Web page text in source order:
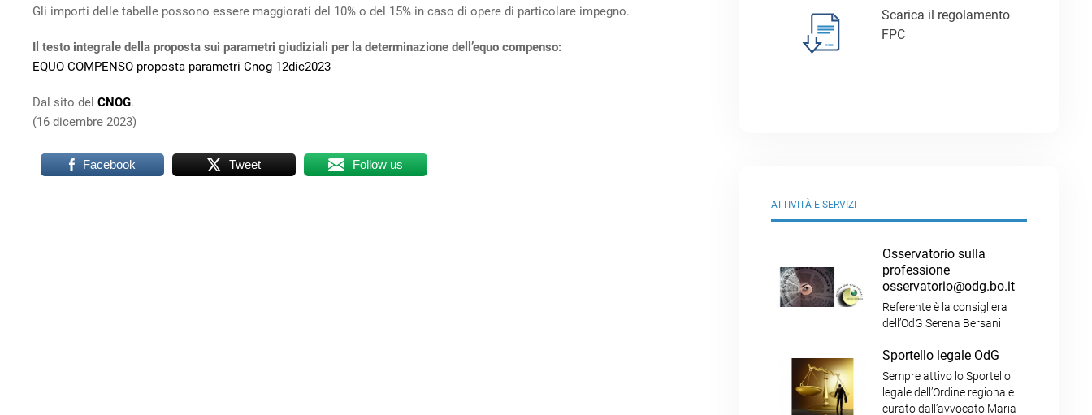
Gli importi delle tabelle possono essere maggiorati del 10% o del 15% in caso di opere di particolare impegno.
Il testo integrale della proposta sui parametri giudiziali per la determinazione dell’equo compenso:
EQUO COMPENSO proposta parametri Cnog 12dic2023
Dal sito del CNOG.
(16 dicembre 2023)
Facebook Tweet Follow us
Scarica il regolamento
FPC
ATTIVITÀ E SERVIZI
Osservatorio sulla
professione
osservatorio@odg.bo.it
Referente è la consigliera
dell’OdG Serena Bersani
Sportello legale OdG
Sempre attivo lo Sportello
legale dell’Ordine regionale
curato dall’avvocato Maria